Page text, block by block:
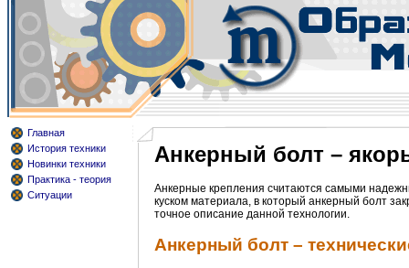
Главная
История техники
Новинки техники
Практика - теория
Ситуации
Анкерный болт –
Анкерные крепления считаются самыми
куском материала, в который анкерный болт
точное описание данной технологии.
Анкерный болт –